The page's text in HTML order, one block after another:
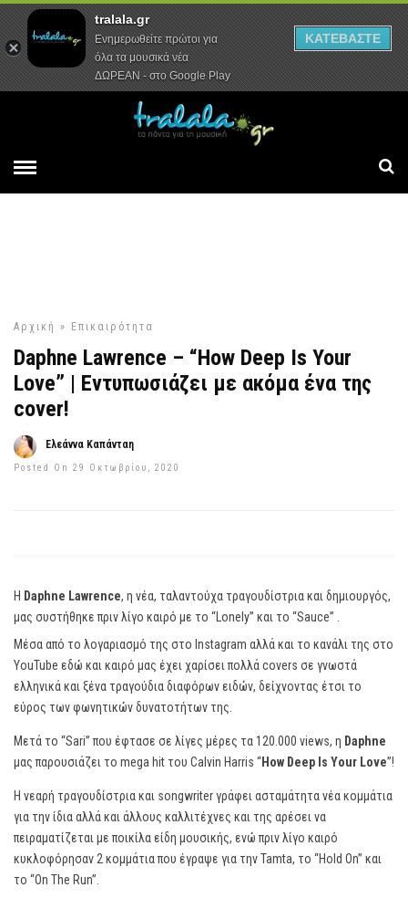
Αρχική Συνεντεύξεις Ρεπορτάζ
Αρχική » Επικαιρότητα
Daphne Lawrence – “How Deep Is Your
Love” | Εντυπωσιάζει με ακόμα ένα της
cover!
Ελεάννα Καπάνταη
Posted On 29 Οκτωβρίου, 2020
Η Daphne Lawrence, η νέα, ταλαντούχα τραγουδίστρια και δημιουργός,
μας συστήθηκε πριν λίγο καιρό με το “Lonely” και το “Sauce” .
Μέσα από το λογαριασμό της στο Instagram αλλά και το κανάλι της στο
YouTube εδώ και καιρό μας έχει χαρίσει πολλά covers σε γνωστά
ελληνικά και ξένα τραγούδια διαφόρων ειδών, δείχνοντας έτσι το
εύρος των φωνητικών δυνατοτήτων της.
Μετά το “Sari” που έφτασε σε λίγες μέρες τα 120.000 views, η Daphne
μας παρουσιάζει το mega hit του Calvin Harris “How Deep Is Your Love”!
Η νεαρή τραγουδίστρια και songwriter γράφει ασταμάτητα νέα κομμάτια
για την ίδια αλλά και άλλους καλλιτέχνες και της αρέσει να
πειραματίζεται με ποικίλα είδη μουσικής, ενώ πριν λίγο καιρό
κυκλοφόρησαν 2 κομμάτια που έγραψε για την Tamta, το “Hold On” και
το “On The Run”.
tralala.gr
Ενημερωθείτε πρώτοι για
όλα τα μουσικά νέα
ΔΩΡΕΑΝ - στο Google Play
ΚΑΤΕΒΑΣΤΕ